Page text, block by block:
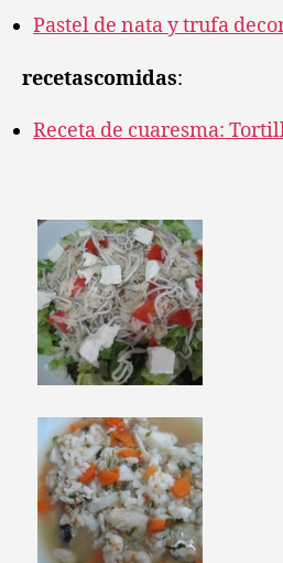
Pastel de nata y trufa
recetascomidas:
Receta de cuaresma: